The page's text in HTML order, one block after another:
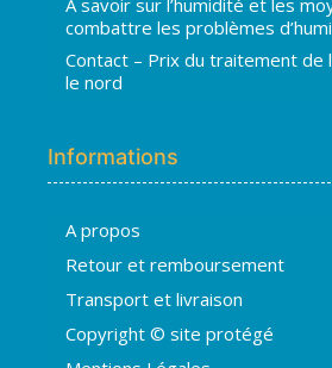
combattre les problèmes
Contact – Prix du traitement de
le nord
Informations
A propos
Retour et remboursement
Transport et livraison
Copyright © site protégé
En ligne · répond en
👋 Bonjour ! Je suis